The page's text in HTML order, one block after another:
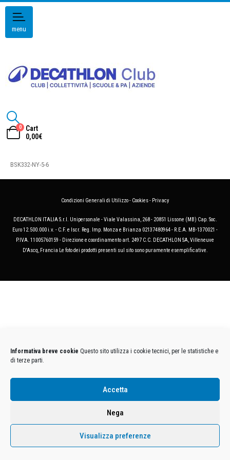
Informativa breve cookie Questo sito utilizza i cookie tecnici, per le statistiche e
di terze parti.
Accetta
Nega
Visualizza preferenze
menu
0
Cart
0,00€
BSK332-NY-5-6
Condizioni Generali di Utilizzo- Cookies- Privacy
DECATHLON ITALIA S.r.l. Unipersonale - Viale Valassina, 268 - 20851 Lissone (MB) Cap. Soc.
Euro 12.500.000 i.v. - C.F. e Iscr. Reg. Imp. Monza e Brianza 02137480964 - R.E.A. MB-1370021 -
P.IVA. 11005760159 - Direzione e coordinamento art. 2497 C.C. DECATHLON SA, Villeneuve
D'Ascq, Francia Le foto dei prodotti presenti sul sito sono puramente esemplificative.